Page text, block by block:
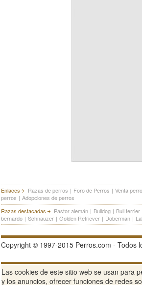
Enlaces Razas de perros | Foro de Perros | Venta
perros | Adopciones de perros
Razas destacadas
Pastor alemán | Bulldog | Bull terrier
bernardo | Schnauzer | Golden Retriever | Doberman |
Copyright © 1997-2015 Perros.com - Todos
Publicidad en Perros.com | Contacte |
Las cookies de este sitio web se usan para
y los anuncios, ofrecer funciones de redes